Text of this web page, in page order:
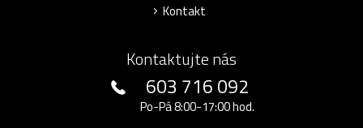
Kontakt
Kontaktujte nás
603 716 092
Po-Pá 8:00-17:00 hod.